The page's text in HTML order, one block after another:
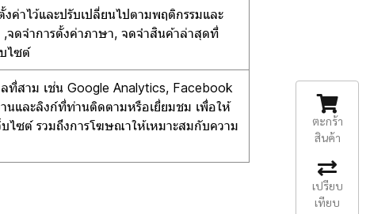
ค่าไว้และปรับเปลี่ยนไปตามพฤติกรรมและ
จดจำการตั้งค่าภาษา, จดจำสินค้าล่าสุดที่
ไซต์
ที่สาม เช่น Google Analytics, Facebook
นและลิงก์ที่ท่านติดตามหรือเยี่ยมชม เพื่อให้
ไซต์ รวมถึงการโฆษณาให้เหมาะสมกับความ
ตะกร้า
สินค้า
เปรียบ
เทียบ